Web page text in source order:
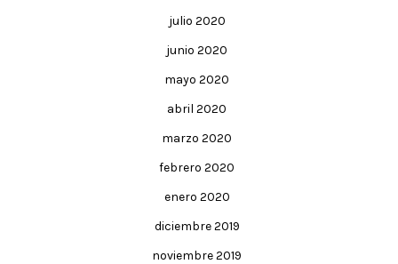
julio 2020
junio 2020
mayo 2020
abril 2020
marzo 2020
febrero 2020
enero 2020
diciembre 2019
noviembre 2019